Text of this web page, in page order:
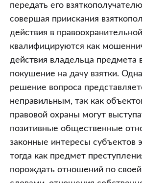
передать его
совершая приискания
действия в
квалифицируются как
действия владельца предмета
покушение на дачу взятки.
решение вопроса
неправильным, так как
правовой охраны могут
позитивные общественные
законные интересы субъектов
тогда как предмет
порождать отношений по